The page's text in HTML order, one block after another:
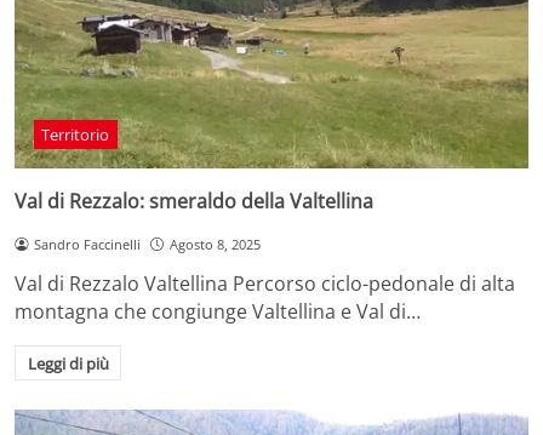
Territorio
Val di Rezzalo: smeraldo della Valtellina
Sandro Faccinelli Agosto 8, 2025
Val di Rezzalo Valtellina Percorso ciclo-pedonale di alta
montagna che congiunge Valtellina e Val di…
Leggi di più